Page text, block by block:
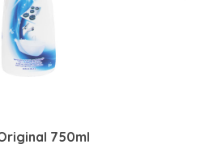
750ml